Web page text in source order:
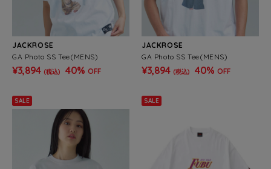
JACKROSE
GA Photo SS Tee(MENS)
¥3,894 (税込) 40% OFF
JACKROSE
GA Photo SS Tee(MENS)
¥3,894 (税込) 40% OFF
SALE SALE